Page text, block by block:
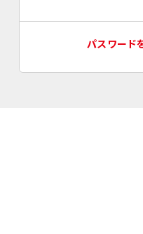
パスワード